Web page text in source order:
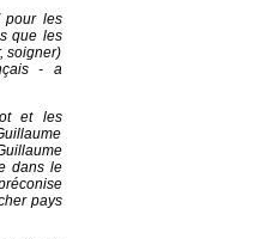
pour les
que les
soigner)
- a
et les
dans le
pays